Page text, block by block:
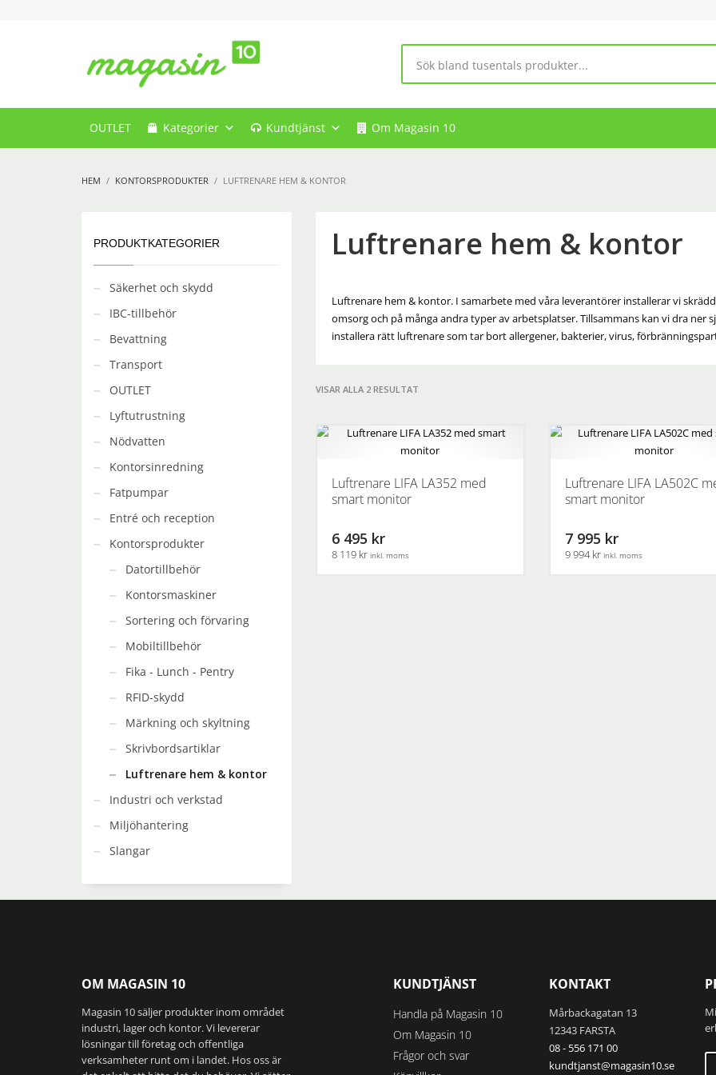
OUTLET Kategorier Kundtjänst Om Magasin 10
HEM KONTORSPRODUKTER LUFTRENARE HEM & KONTOR
Luftrenare hem & kontor
Luftrenare hem & kontor. I samarbete med våra leverantörer installerar vi
omsorg och på många andra typer av arbetsplatser. Tillsammans kan vi dra
installera rätt luftrenare som tar bort allergener, bakterier, virus,
VISAR ALLA 2 RESULTAT
Luftrenare LIFA LA352 med
smart monitor
6 495 kr
8 119 kr inkl. moms
Luftrenare LIFA LA502C
smart monitor
7 995 kr
9 994 kr inkl. moms
PRODUKTKATEGORIER
Säkerhet och skydd
IBC-tillbehör
Bevattning
Transport
OUTLET
Lyftutrustning
Nödvatten
Kontorsinredning
Fatpumpar
Entré och reception
Kontorsprodukter
Datortillbehör
Kontorsmaskiner
Sortering och förvaring
Mobiltillbehör
Fika - Lunch - Pentry
RFID-skydd
Märkning och skyltning
Skrivbordsartiklar
Luftrenare hem & kontor
Industri och verkstad
Miljöhantering
Slangar
OM MAGASIN 10
Magasin 10 säljer produkter inom området
industri, lager och kontor. Vi levererar
lösningar till företag och offentliga
verksamheter runt om i landet. Hos oss är
KUNDTJÄNST
Handla på Magasin 10
Om Magasin 10
Frågor och svar
KONTAKT
Mårbackagatan 13
12343 FARSTA
08 - 556 171 00
kundtjanst@magasin10.se